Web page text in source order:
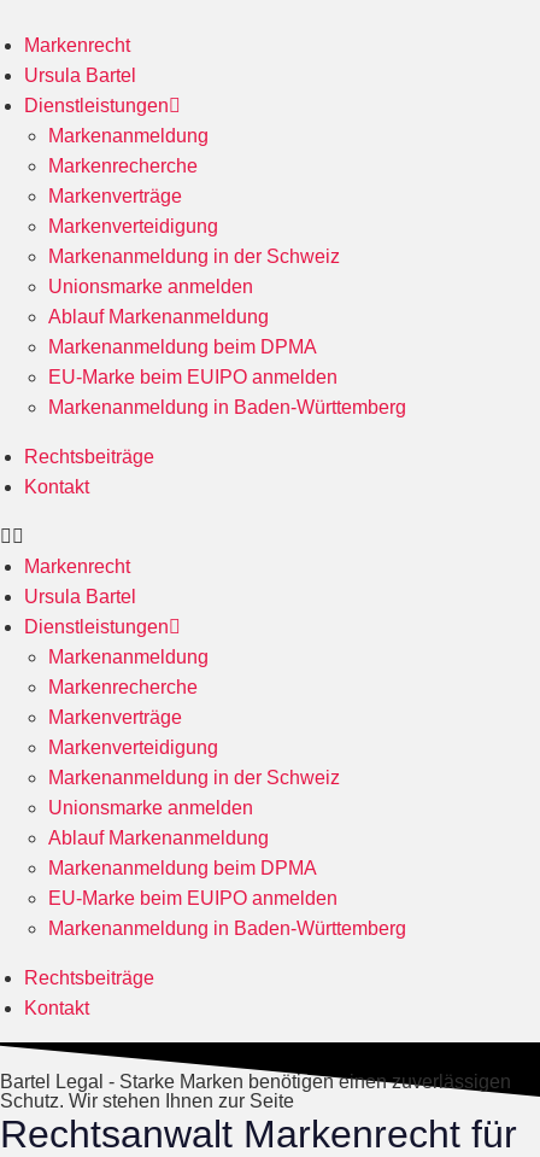
Markenrecht
Ursula Bartel
Dienstleistungen
Markenanmeldung
Markenrecherche
Markenverträge
Markenverteidigung
Markenanmeldung in der Schweiz
Unionsmarke anmelden
Ablauf Markenanmeldung
Markenanmeldung beim DPMA
EU-Marke beim EUIPO anmelden
Markenanmeldung in Baden-Württemberg
Rechtsbeiträge
Kontakt
Markenrecht
Ursula Bartel
Dienstleistungen
Markenanmeldung
Markenrecherche
Markenverträge
Markenverteidigung
Markenanmeldung in der Schweiz
Unionsmarke anmelden
Ablauf Markenanmeldung
Markenanmeldung beim DPMA
EU-Marke beim EUIPO anmelden
Markenanmeldung in Baden-Württemberg
Rechtsbeiträge
Kontakt
Bartel Legal - Starke Marken benötigen einen zuverlässigen
Schutz. Wir stehen Ihnen zur Seite
Rechtsanwalt Markenrecht für